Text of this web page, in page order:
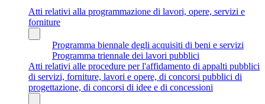
Atti relativi alla programmazione di lavori, opere, servizi e
forniture
Programma biennale degli acquisiti di beni e servizi
Programma triennale dei lavori pubblici
Atti relativi alle procedure per l'affidamento di appalti pubblici
di servizi, forniture, lavori e opere, di concorsi pubblici di
progettazione, di concorsi di idee e di concessioni